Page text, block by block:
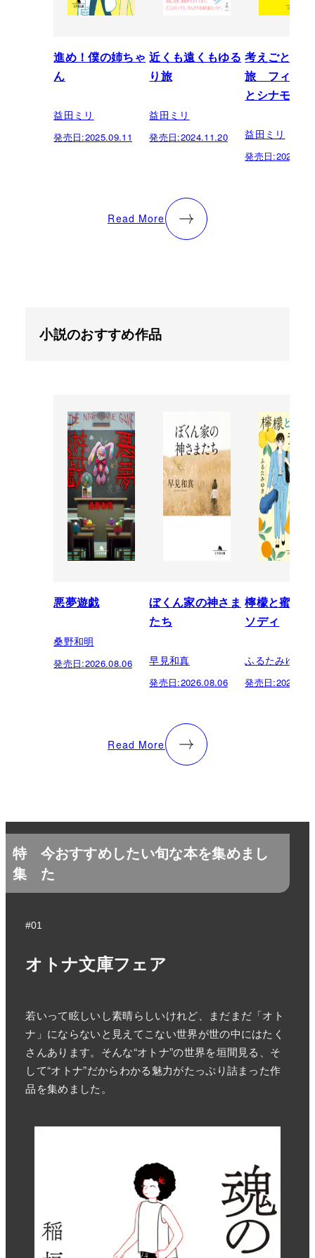
進め！僕の姉ちゃ
ん
益田ミリ
発売日:2025.09.11
近くも遠くもゆる
り旅
益田ミリ
発売日:2024.11.20
考えごとし
旅 フィンラ
とシナモン
益田ミリ
発売日:
Read More
小説のおすすめ作品
悪夢遊戯
桑野和明
発売日:2026.08.06
ぼくん家の神さま
たち
早見和真
発売日:2026.08.06
檸檬と蜜柑
ソディ
ふるたみゆき
発売日:
Read More
特
集
今おすすめしたい旬な本を集めまし
た
#01
オトナ文庫フェア
若いって眩しいし素晴らしいけれど、まだまだ「オト
ナ」にならないと見えてこない世界が世の中にはたく
さんあります。そんな“オトナ”の世界を垣間見る、そ
して“オトナ”だからわかる魅力がたっぷり詰まった作
品を集めました。